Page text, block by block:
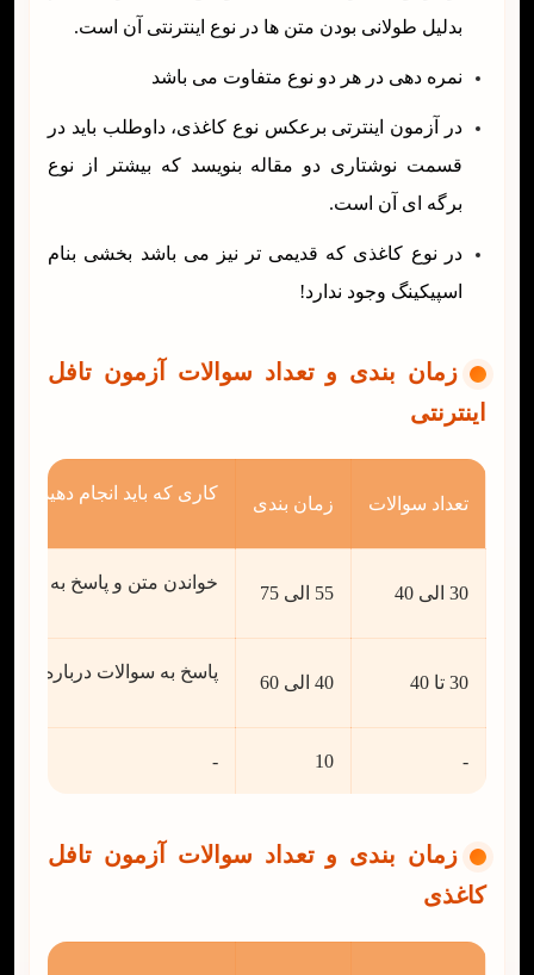
بدلیل طولانی بودن متن ها در نوع اینترنتی آن است.
نمره دهی در هر دو نوع متفاوت می باشد
در آزمون اینترتی برعکس نوع کاغذی، داوطلب باید در
قسمت نوشتاری دو مقاله بنویسد که بیشتر از نوع
برگه ای آن است.
در نوع کاغذی که قدیمی تر نیز می باشد بخشی بنام
اسپیکینگ وجود ندارد!
زمان بندی و تعداد سوالات آزمون تافل
اینترنتی
تعداد سوالات زمان بندی
کاری که باید انجام دهید
30 الی 40 55 الی 75
خواندن متن و پاسخ به
30 تا 40 40 الی 60
پاسخ به سوالات درباره
-
10
-
زمان بندی و تعداد سوالات آزمون تافل
کاغذی